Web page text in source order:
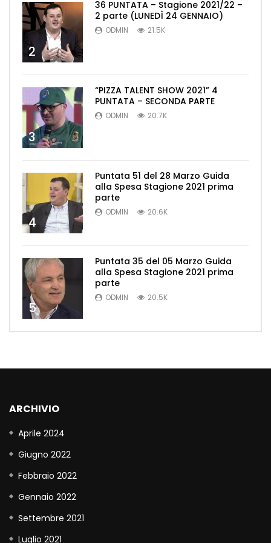
2
36 PUNTATA – Stagione 2021/22 –
2 parte (LUNEDÌ 24 GENNAIO)
ODMIN 21.5K
3
“PIZZA TALENT SHOW 2021” 4
PUNTATA – SECONDA PARTE
ODMIN 20.7K
4
Puntata 51 del 28 Marzo Guida
alla Spesa Stagione 2021 prima
parte
ODMIN 20.6K
5
Puntata 35 del 05 Marzo Guida
alla Spesa Stagione 2021 prima
parte
ODMIN 20.5K
ARCHIVIO
Aprile 2024
Giugno 2022
Febbraio 2022
Gennaio 2022
Settembre 2021
Luglio 2021